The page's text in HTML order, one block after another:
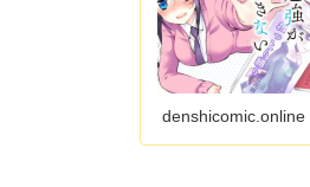
denshicomic.online